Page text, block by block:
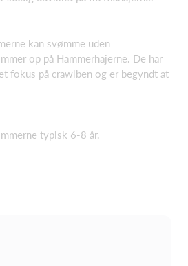
kan svømme uden
op på Hammerhajerne. De har
fokus på crawlben og er begyndt at
typisk 6-8 år.